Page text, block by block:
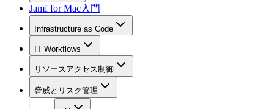
Jamf for Mac入門
Infrastructure as Code
IT Workflows
リソースアクセス制御
脅威とリスク管理